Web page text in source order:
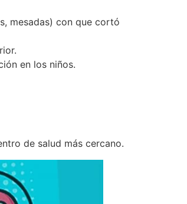
mesadas) con que cortó
en los niños.
de salud más cercano.